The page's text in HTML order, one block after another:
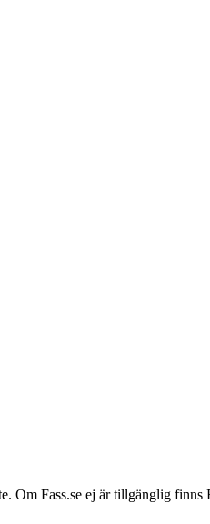
Om Fass.se ej är tillgänglig